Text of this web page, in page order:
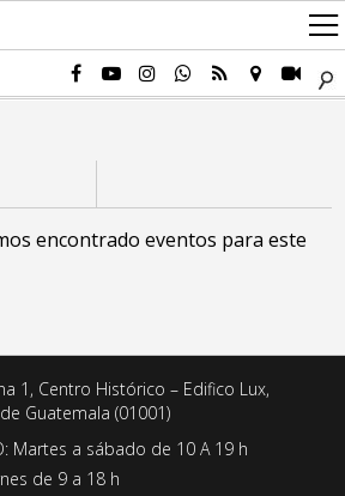
encontrado eventos para este
1, Centro Histórico – Edifico Lux,
Guatemala (01001)
Martes a sábado de 10 A 19 h
de 9 a 18 h